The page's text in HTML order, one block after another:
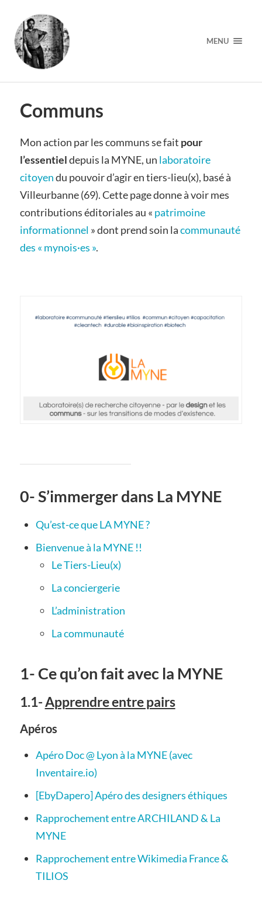
MENU
Communs
Mon action par les communs se fait pour
l’essentieldepuis la MYNE, un laboratoire
citoyendu pouvoir d’agir en tiers-lieu(x), basé à
Villeurbanne (69). Cette page donne à voir mes
contributions éditoriales au « patrimoine
informationnel » dont prend soin lacommunauté
des « mynois·es ».
0- S’immerger dans La MYNE
Qu’est-ce que LA MYNE ?
Bienvenue à la MYNE !!
Le Tiers-Lieu(x)
La conciergerie
L’administration
La communauté
1- Ce qu’on fait avec la MYNE
1.1-Apprendre entre pairs
Apéros
Apéro Doc @ Lyon à la MYNE (avec
Inventaire.io)
[EbyDapero] Apéro des designers éthiques
Rapprochement entre ARCHILAND & La
MYNE
Rapprochement entre Wikimedia France &
TILIOS